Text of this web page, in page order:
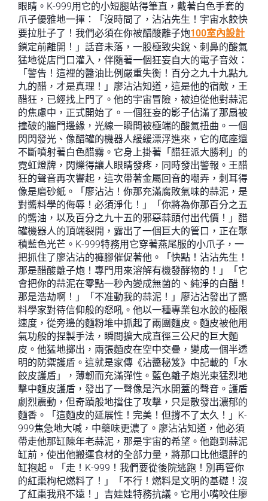
眼睛。K-999用它的小短腿站得筆直，戴著白色手套的
爪子優雅地一揮：「沒時間了，沾沾先生！宇宙水餃快
要拉肚子了！我們必須在你被醋酸離子炮100室內設計
鎖定前離開！」話音未落，一股極致尖銳、刺鼻的酸氣
猛地從店門口灌入，伴隨著一個狂妄自大的電子音效：
「警告！這裡的醬油比例嚴重失衡！百分之九十九點九
九的醋，才是真理！」廖沾沾知道，這是他的宿敵，王
醋狂，已經找上門了。他的宇宙冒險，被迫從他對蒜泥
的焦慮中，正式開始了。一個狂妄的影子佔滿了那扇被
撞破的牆門邊緣，光線一瞬間被極端的酸氣扭曲。一個
閃閃發光、像醋罐的機器人緩緩漂浮進來，它的底座還
不斷噴射著白色醋霧。它身上掛著「醋狂派大勝利」的
霓虹燈牌，閃爍得讓人眼睛發疼，同時發出警報。王醋
狂的聲音再次響起，這次帶著金屬回音的嘲弄，刺耳得
像是磨砂紙。「廖沾沾！你那充滿腐敗氣味的蒜泥，是
對醬料學的侮辱！必須淨化！」「你將為你那百分之五
的醬油，以及百分之九十五的邪惡蒜頭付出代價！」醋
罐機器人的頂端裂開，露出了一個巨大的管口，正在聚
積藍色光芒。K-999特務用它穿著燕尾服的小爪子，一
把抓住了廖沾沾的褲腳催促著他。「快點！沾沾先生！
那是醋酸離子炮！專門用來溶解有機發酵物的！」「它
會把你的蒜泥在零點一秒內變成無菌的、純淨的白醋！
那是浩劫啊！」「不准動我的蒜泥！」廖沾沾發出了醬
料學家對待信仰般的怒吼。他以一種專業包水餃的極限
速度，從旁邊的麵粉堆中抓起了兩團麵皮。麵皮被他用
氣功般的捏製手法，瞬間擴大成直徑三公尺的巨大麵
皮。他猛地擲出，兩張麵皮在空中交疊，變成一個半透
明的防禦護盾。這就是家傳《沾醬秘笈》中記載的「水
餃皮護盾」，薄韌而充滿彈性。藍色離子炮光束猛烈地
擊中麵皮護盾，發出了一聲像是汽水開蓋的聲音。護盾
劇烈震動，但奇蹟般地擋住了攻擊，只是散發出濃郁的
麵香。「這麵皮的延展性！完美！但撐不了太久！」K-
999焦急地大喊，中藥味更濃了。廖沾沾知道，他必須
帶走他那缸陳年老蒜泥，那是宇宙的希望。他跑到蒜泥
缸前，使出他搬運食材的全部力量，將那口比他還胖的
缸抱起。「走！K-999！我們要從後院逃跑！別再管你
的紅棗枸杞燃料了！」「不行！燃料是文明的基礎！沒
了紅棗我飛不遠！」吉娃娃特務抗議。它用小嘴咬住廖